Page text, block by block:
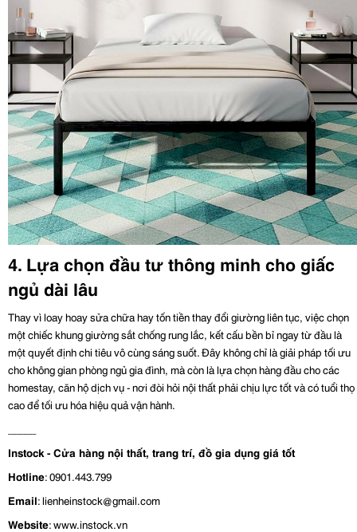
4. Lựa chọn đầu tư thông minh cho giấc
ngủ dài lâu
Thay vì loay hoay sửa chữa hay tốn tiền thay đổi giường liên tục, việc chọn
một chiếc khung giường sắt chống rung lắc, kết cấu bền bỉ ngay từ đầu là
một quyết định chi tiêu vô cùng sáng suốt. Đây không chỉ là giải pháp tối ưu
cho không gian phòng ngủ gia đình, mà còn là lựa chọn hàng đầu cho các
homestay, căn hộ dịch vụ - nơi đòi hỏi nội thất phải chịu lực tốt và có tuổi thọ
cao để tối ưu hóa hiệu quả vận hành.
Instock - Cửa hàng nội thất, trang trí, đồ gia dụng giá tốt
Hotline: 0901.443.799
Email: lienheinstock@gmail.com
Website: www.instock.vn